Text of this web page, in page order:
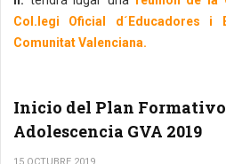
Col.legi Oficial d´Educadores i
Comunitat Valenciana.
Inicio del Plan
Adolescencia GVA 2019